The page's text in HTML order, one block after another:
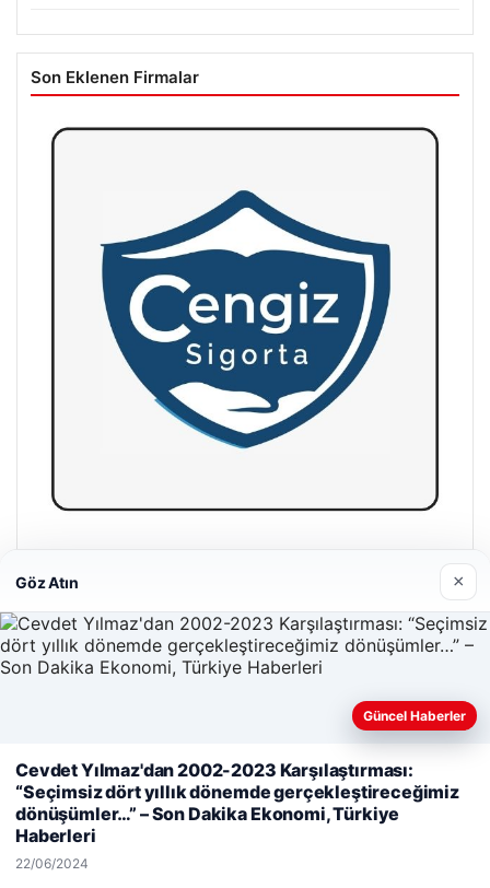
Son Eklenen Firmalar
26/05/2026
Web sitemizi nasıl kullandığınızı daha iyi anlayabilmek,
deneyiminizi kişiselleştirmek ve geliştirmek amacıyla çerezler
kullanıyoruz.Çerez Politikamız
Göz Atın ×
Güncel Haberler
Cevdet Yılmaz'dan 2002-2023 Karşılaştırması:
“Seçimsiz dört yıllık dönemde gerçekleştireceğimiz
dönüşümler…” – Son Dakika Ekonomi, Türkiye
Haberleri
22/06/2024
malta dil okulları|lemagrup.com.tr